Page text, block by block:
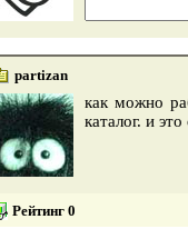
partizan
как можно
каталог. и
Рейтинг 0